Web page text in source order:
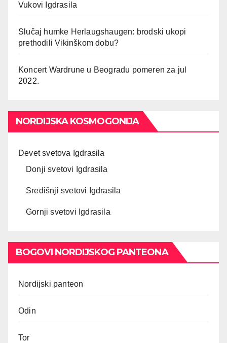
Vukovi Igdrasila
Slučaj humke Herlaugshaugen: brodski ukopi
prethodili Vikinškom dobu?
Koncert Wardrune u Beogradu pomeren za jul
2022.
NORDIJSKA KOSMOGONIJA
Devet svetova Igdrasila
Donji svetovi Igdrasila
Središnji svetovi Igdrasila
Gornji svetovi Igdrasila
BOGOVI NORDIJSKOG PANTEONA
Nordijski panteon
Odin
Tor